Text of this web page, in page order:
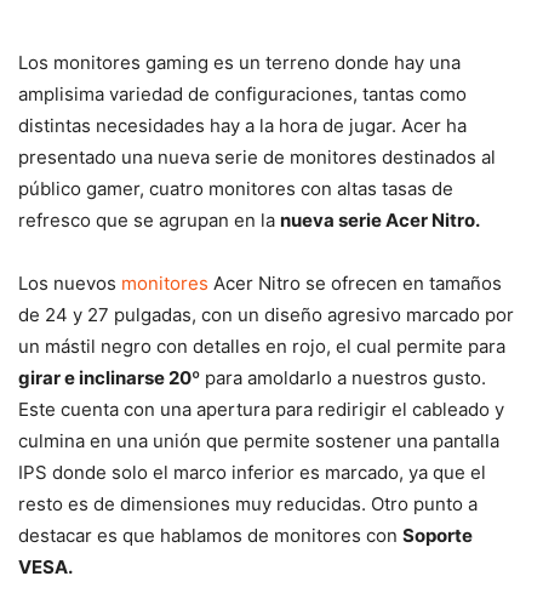
Los monitores gaming es un terreno donde hay una
amplisima variedad de configuraciones, tantas como
distintas necesidades hay a la hora de jugar. Acer ha
presentado una nueva serie de monitores destinados al
público gamer, cuatro monitores con altas tasas de
refresco que se agrupan en la nueva serie Acer Nitro.
Los nuevos monitores Acer Nitro se ofrecen en tamaños
de 24 y 27 pulgadas, con un diseño agresivo marcado por
un mástil negro con detalles en rojo, el cual permite para
girar e inclinarse 20º para amoldarlo a nuestros gusto.
Este cuenta con una apertura para redirigir el cableado y
culmina en una unión que permite sostener una pantalla
IPS donde solo el marco inferior es marcado, ya que el
resto es de dimensiones muy reducidas. Otro punto a
destacar es que hablamos de monitores con Soporte
VESA.